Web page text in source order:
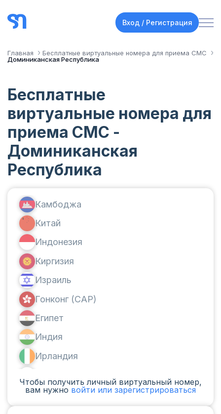
Вход / Регистрация
Главная
Бесплатные виртуальные номера для приема СМС
Доминиканская Республика
Бесплатные
виртуальные номера для
приема СМС -
Доминиканская
Республика
Камбоджа
Китай
Индонезия
Киргизия
Израиль
Гонконг (САР)
Египет
Индия
Ирландия
Аргентина
Чтобы получить личный виртуальный номер,
вам нужно войти или зарегистрироваться